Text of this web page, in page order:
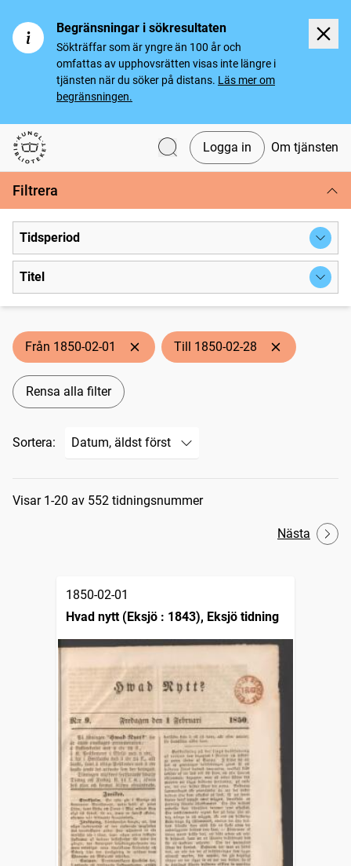
Begränsningar i sökresultaten
Sökträffar som är yngre än 100 år och
omfattas av upphovsrätten visas inte längre i
tjänsten när du söker på distans. Läs mer om
begränsningen.
Svenska tidningar
Logga in Om tjänsten
Filtrera
Tidsperiod
Titel
Från 1850-02-01 Till 1850-02-28
Rensa alla filter
Sortera:
Sökresultat
Visar 1-20 av 552 tidningsnummer
Nästa
1850-02-01
Hvad nytt (Eksjö : 1843), Eksjö tidning